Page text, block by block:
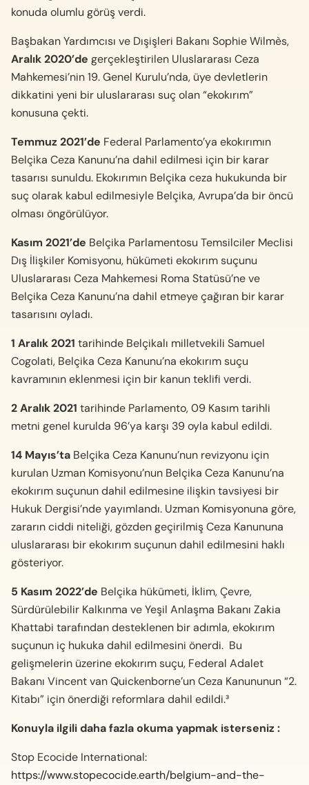
konuda olumlu görüş verdi.
Başbakan Yardımcısı ve Dışişleri Bakanı Sophie Wilmès,
Aralık 2020’de gerçekleştirilen Uluslararası Ceza
Mahkemesi’nin 19. Genel Kurulu’nda, üye devletlerin
dikkatini yeni bir uluslararası suç olan “ekokırım”
konusuna çekti.
Temmuz 2021’de Federal Parlamento’ya ekokırımın
Belçika Ceza Kanunu’na dahil edilmesi için bir karar
tasarısı sunuldu. Ekokırımın Belçika ceza hukukunda bir
suç olarak kabul edilmesiyle Belçika, Avrupa’da bir öncü
olması öngörülüyor.
Kasım 2021’de Belçika Parlamentosu Temsilciler Meclisi
Dış İlişkiler Komisyonu, hükümeti ekokırım suçunu
Uluslararası Ceza Mahkemesi Roma Statüsü’ne ve
Belçika Ceza Kanunu’na dahil etmeye çağıran bir karar
tasarısını oyladı.
1 Aralık 2021 tarihinde Belçikalı milletvekili Samuel
Cogolati, Belçika Ceza Kanunu’na ekokırım suçu
kavramının eklenmesi için bir kanun teklifi verdi.
2 Aralık 2021 tarihinde Parlamento, 09 Kasım tarihli
metni genel kurulda 96’ya karşı 39 oyla kabul edildi.
14 Mayıs’ta Belçika Ceza Kanunu’nun revizyonu için
kurulan Uzman Komisyonu’nun Belçika Ceza Kanunu’na
ekokırım suçunun dahil edilmesine ilişkin tavsiyesi bir
Hukuk Dergisi’nde yayımlandı. Uzman Komisyonuna göre,
zararın ciddi niteliği, gözden geçirilmiş Ceza Kanununa
uluslararası bir ekokırım suçunun dahil edilmesini haklı
gösteriyor.
5 Kasım 2022’de Belçika hükümeti, İklim, Çevre,
Sürdürülebilir Kalkınma ve Yeşil Anlaşma Bakanı Zakia
Khattabi tarafından desteklenen bir adımla, ekokırım
suçunun iç hukuka dahil edilmesini önerdi. Bu
gelişmelerin üzerine ekokırım suçu, Federal Adalet
Bakanı Vincent van Quickenborne’un Ceza Kanununun “2.
Kitabı” için önerdiği reformlara dahil edildi.³
Konuyla ilgili daha fazla okuma yapmak isterseniz :
Stop Ecocide International:
https://www.stopecocide.earth/belgium-and-the-